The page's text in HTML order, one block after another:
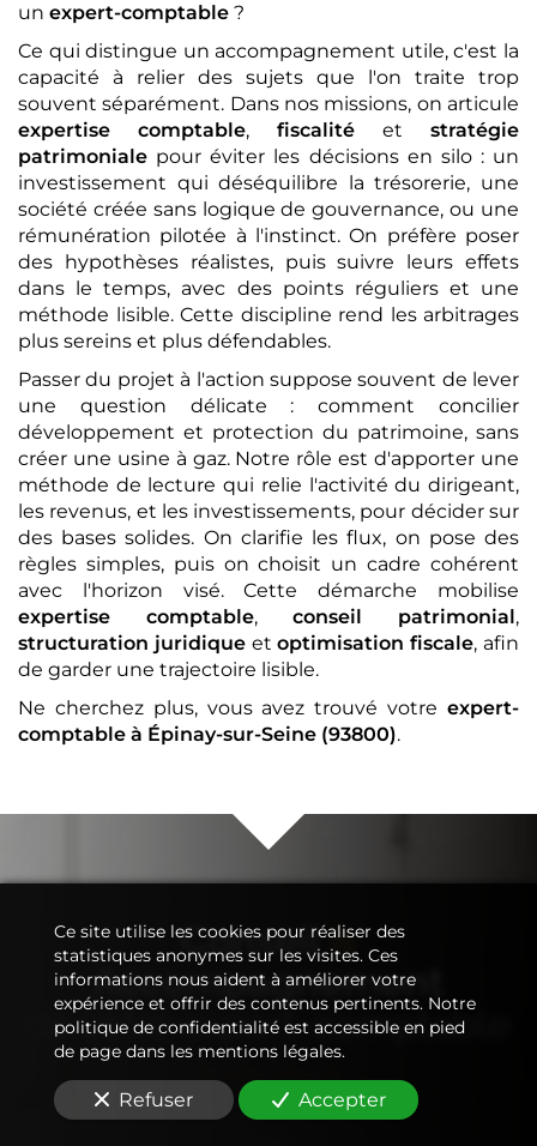
un expert-comptable ?
Ce qui distingue un accompagnement utile, c'est la
capacité à relier des sujets que l'on traite trop
souvent séparément. Dans nos missions, on articule
expertise comptable, fiscalité et stratégie
patrimoniale pour éviter les décisions en silo : un
investissement qui déséquilibre la trésorerie, une
société créée sans logique de gouvernance, ou une
rémunération pilotée à l'instinct. On préfère poser
des hypothèses réalistes, puis suivre leurs effets
dans le temps, avec des points réguliers et une
méthode lisible. Cette discipline rend les arbitrages
plus sereins et plus défendables.
Passer du projet à l'action suppose souvent de lever
une question délicate : comment concilier
développement et protection du patrimoine, sans
créer une usine à gaz. Notre rôle est d'apporter une
méthode de lecture qui relie l'activité du dirigeant,
les revenus, et les investissements, pour décider sur
des bases solides. On clarifie les flux, on pose des
règles simples, puis on choisit un cadre cohérent
avec l'horizon visé. Cette démarche mobilise
expertise comptable,conseil patrimonial,
structuration juridiqueetoptimisation fiscale, afin
de garder une trajectoire lisible.
Ne cherchez plus, vous avez trouvé votre expert-
comptable à Épinay-sur-Seine (93800).
Conseil&
Accompagnement
de votreexpert-comptable
Ce site utilise les cookies pour réaliser des
statistiques anonymes sur les visites. Ces
informations nous aident à améliorer votre
expérience et offrir des contenus pertinents. Notre
politique de confidentialité est accessible en pied
de page dans les mentions légales.
Refuser Accepter